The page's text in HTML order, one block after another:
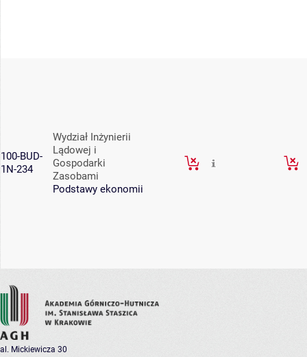
100-BUD-
1N-234
Wydział Inżynierii
Lądowej i
Gospodarki
Zasobami
Podstawy ekonomii
al. Mickiewicza 30